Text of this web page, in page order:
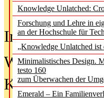
Knowledge Unlatched:
Forschung und Lehre in
an der Hochschule für
„Knowledge Unlatched
Minimalistisches Design.
testo 160
zum Überwachen der
Emerald – Ein
In der Ausgabe
Was
Kinder in der